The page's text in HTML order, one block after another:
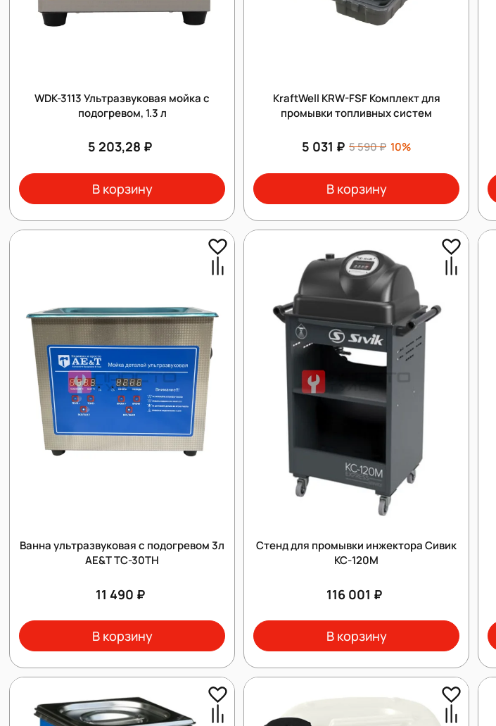
WDK-3113 Ультразвуковая мойка с
подогревом, 1.3 л
5 203,28 ₽
В корзину
KraftWell KRW-FSF Комплект для
промывки топливных систем
5 031 ₽ 5 590 ₽ 10%
В корзину
Ванна ультразвуковая с подогревом 3л
AE&T TC-30TH
11 490 ₽
В корзину
Cтенд для промывки инжектора Сивик
КС-120М
116 001 ₽
В корзину